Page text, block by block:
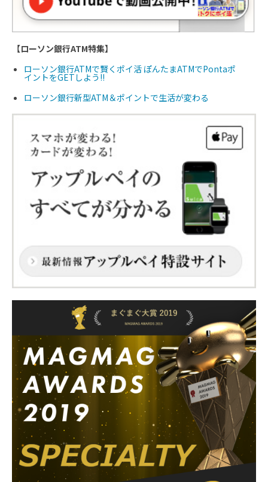
カード申込み セディナゴールドカード／セディナ
【ローソン銀行ATM特集】
ローソン銀行ATMで賢くポイ活 ぽんたまATMでPontaポ
イントをGETしよう!!
ローソン銀行新型ATM＆ポイントで生活が変わる